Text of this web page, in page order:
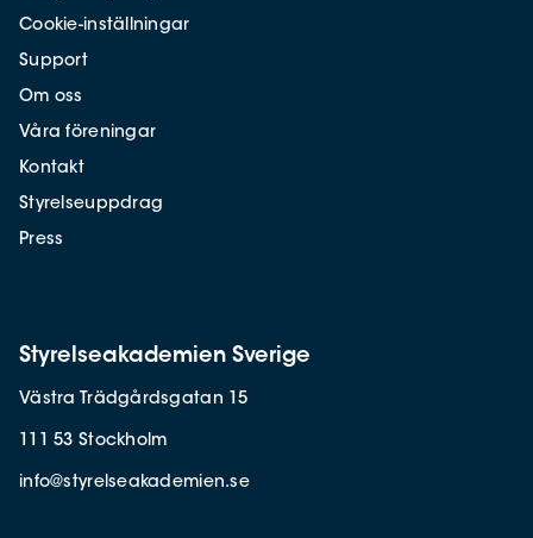
Styrelseakademien Sverige
Västra Trädgårdsgatan 15
111 53 Stockholm
info@styrelseakademien.se
Cookie-inställningar
Support
Om oss
Våra föreningar
Kontakt
Styrelseuppdrag
Press